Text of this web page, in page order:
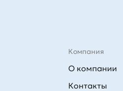
Компания
О компании
Контакты